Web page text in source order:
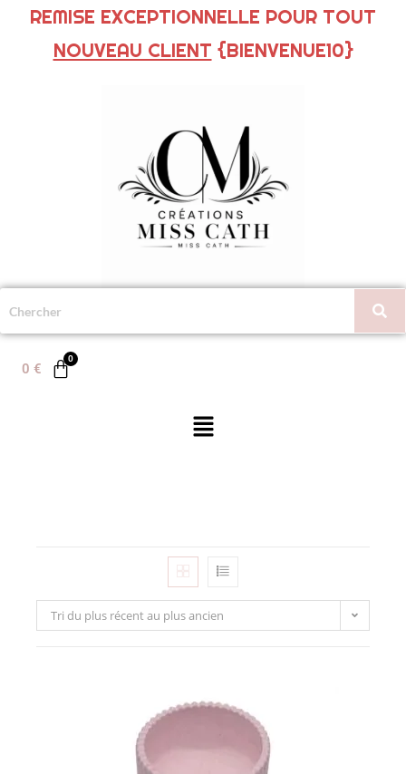
REMISE EXCEPTIONNELLE POUR TOUT
NOUVEAU CLIENT {BIENVENUE10}
0 €
Tri du plus récent au plus ancien